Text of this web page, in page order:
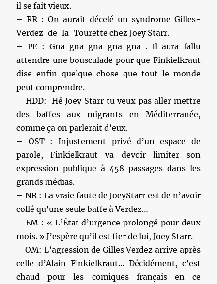
il se fait vieux.
– RR : On aurait décelé un syndrome Gilles-
Verdez-de-la-Tourette chez Joey Starr.
– PE : Gna gna gna gna gna . Il aura fallu
attendre une bousculade pour que Finkielkraut
dise enfin quelque chose que tout le monde
peut comprendre.
– HDD: Hé Joey Starr tu veux pas aller mettre
des baffes aux migrants en Méditerranée,
comme ça on parlerait d’eux.
– OST : Injustement privé d’un espace de
parole, Finkielkraut va devoir limiter son
expression publique à 458 passages dans les
grands médias.
– NR : La vraie faute de JoeyStarr est de n’avoir
collé qu’une seule baffe à Verdez…
– EM : « L’État d’urgence prolongé pour deux
mois. » J’espère qu’il est fier de lui, Joey Starr.
– OM: L’agression de Gilles Verdez arrive après
celle d’Alain Finkielkraut… Décidément, c’est
chaud pour les comiques français en ce